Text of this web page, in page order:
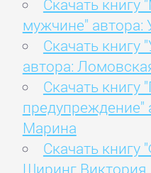
Скачать
мужчине" автора:
Скачать книгу
автора:
Скачать книгу
предупреждение"
Марина
Скачать книгу